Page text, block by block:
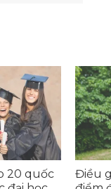
20 quốc
Điều